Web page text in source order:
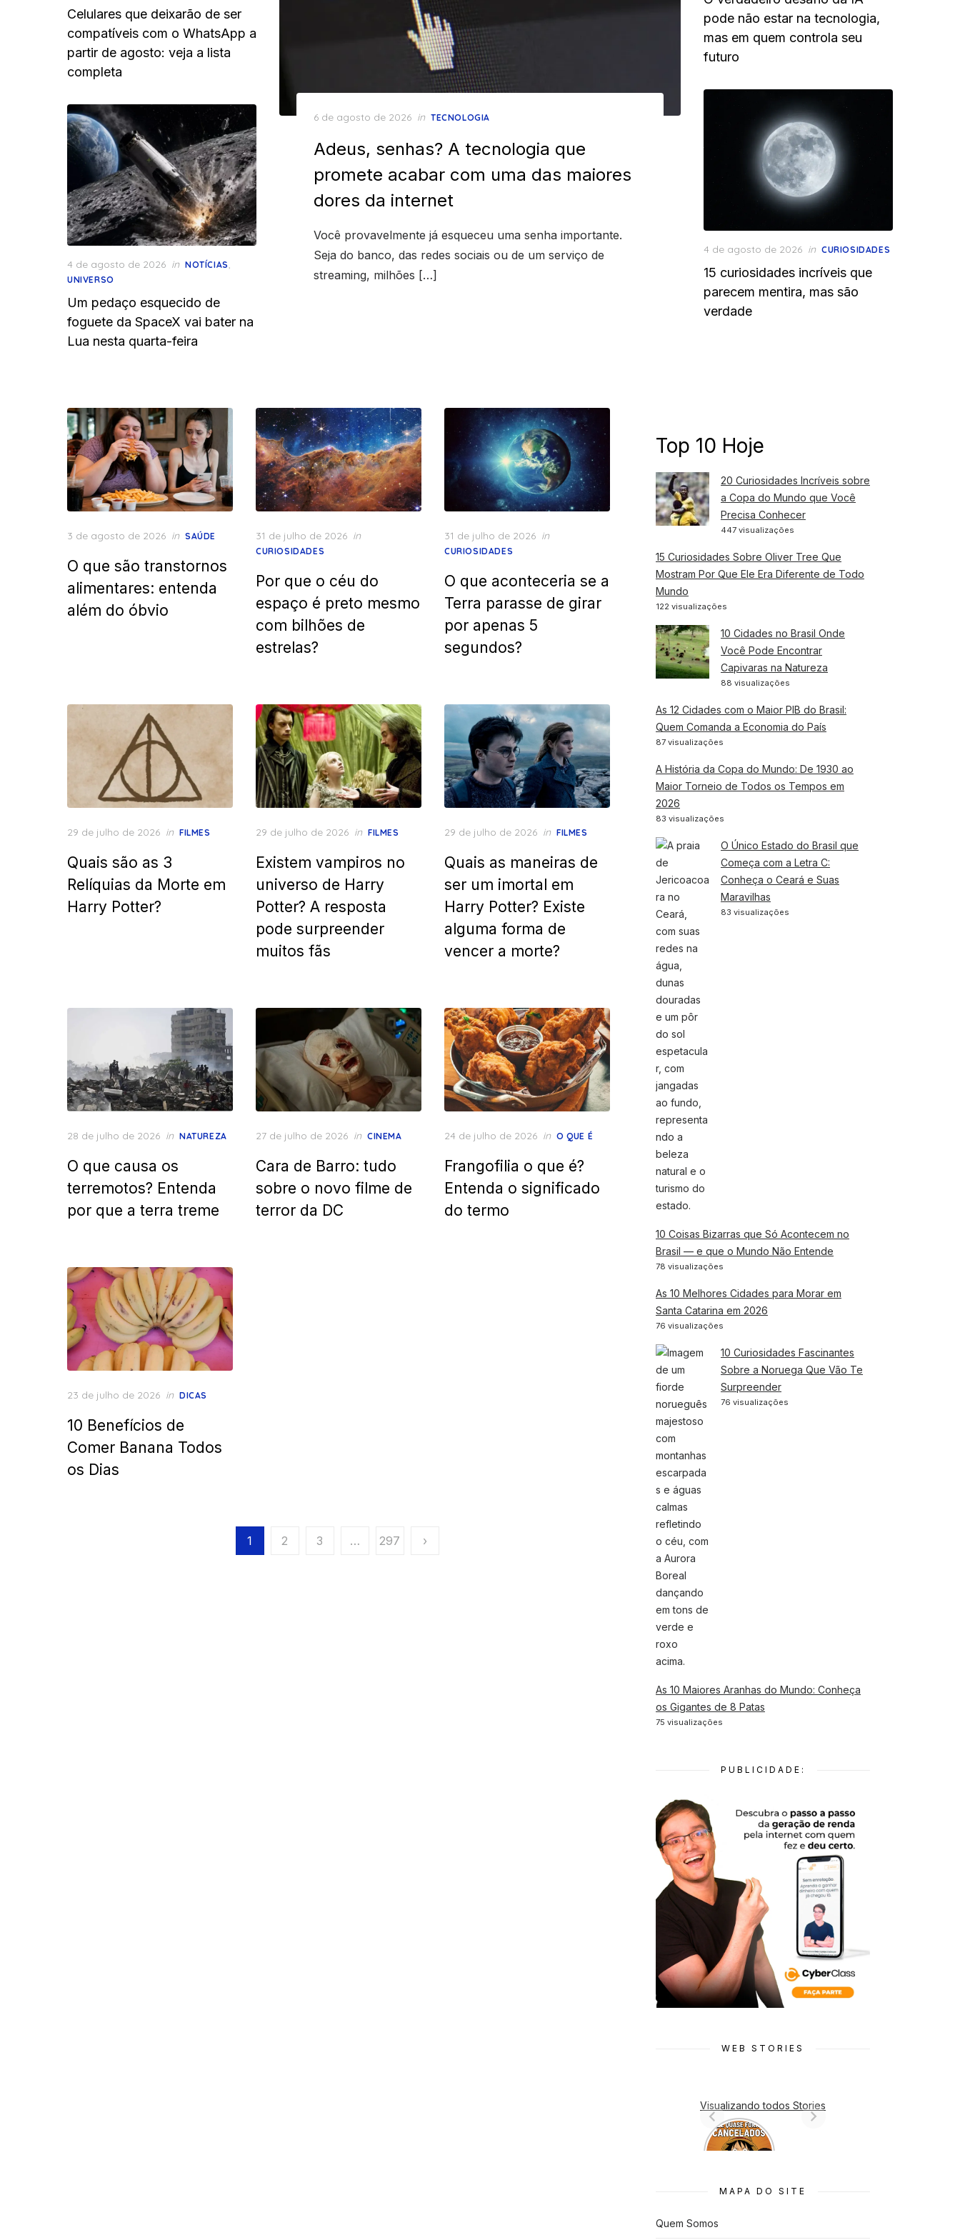
Posted
6 de agosto de 2026 in TECNOLOGIA
Adeus, senhas? A tecnologia que
promete acabar com uma das maiores
dores da internet
Você provavelmente já esqueceu uma senha importante.
Seja do banco, das redes sociais ou de um serviço de
streaming, milhões […]
Celulares que deixarão de ser
compatíveis com o WhatsApp a
partir de agosto: veja a lista
completa
Posted
on
4 de agosto de 2026 in NOTÍCIAS,
UNIVERSO
Um pedaço esquecido de
foguete da SpaceX vai bater na
Lua nesta quarta-feira
pode não estar na tecnologia,
mas em quem controla seu
futuro
Posted
4 de agosto de 2026 in CURIOSIDADES
15 curiosidades incríveis que
parecem mentira, mas são
verdade
Posted
3 de agosto de 2026 in SAÚDE
O que são transtornos
alimentares: entenda
além do óbvio
Posted
on
31 de julho de 2026 in
CURIOSIDADES
Por que o céu do
espaço é preto mesmo
com bilhões de
estrelas?
Posted
on
31 de julho de 2026 in
CURIOSIDADES
O que aconteceria se a
Terra parasse de girar
por apenas 5
segundos?
Posted
29 de julho de 2026 in FILMES
Quais são as 3
Relíquias da Morte em
Harry Potter?
Posted
29 de julho de 2026 in FILMES
Existem vampiros no
universo de Harry
Potter? A resposta
pode surpreender
muitos fãs
Posted
29 de julho de 2026 in FILMES
Quais as maneiras de
ser um imortal em
Harry Potter? Existe
alguma forma de
vencer a morte?
Posted
28 de julho de 2026 in NATUREZA
O que causa os
terremotos? Entenda
por que a terra treme
Posted
27 de julho de 2026 in CINEMA
Cara de Barro: tudo
sobre o novo filme de
terror da DC
Posted
24 de julho de 2026 in O QUE É
Frangofilia o que é?
Entenda o significado
do termo
Posted
23 de julho de 2026 in DICAS
10 Benefícios de
Comer Banana Todos
os Dias
1 2 3 … 297 ›
Top 10 Hoje
20 Curiosidades Incríveis sobre
a Copa do Mundo que Você
Precisa Conhecer
447 visualizações
15 Curiosidades Sobre Oliver Tree Que
Mostram Por Que Ele Era Diferente de Todo
Mundo
122 visualizações
10 Cidades no Brasil Onde
Você Pode Encontrar
Capivaras na Natureza
88 visualizações
As 12 Cidades com o Maior PIB do Brasil:
Quem Comanda a Economia do País
87 visualizações
A História da Copa do Mundo: De 1930 ao
Maior Torneio de Todos os Tempos em
2026
83 visualizações
O Único Estado do Brasil que
Começa com a Letra C:
Conheça o Ceará e Suas
Maravilhas
83 visualizações
10 Coisas Bizarras que Só Acontecem no
Brasil — e que o Mundo Não Entende
78 visualizações
As 10 Melhores Cidades para Morar em
Santa Catarina em 2026
76 visualizações
10 Curiosidades Fascinantes
Sobre a Noruega Que Vão Te
Surpreender
76 visualizações
As 10 Maiores Aranhas do Mundo: Conheça
os Gigantes de 8 Patas
75 visualizações
PUBLICIDADE:
WEB STORIES
Visualizando todos Stories
7 Animes
que quase
MAPA DO SITE
Quem Somos